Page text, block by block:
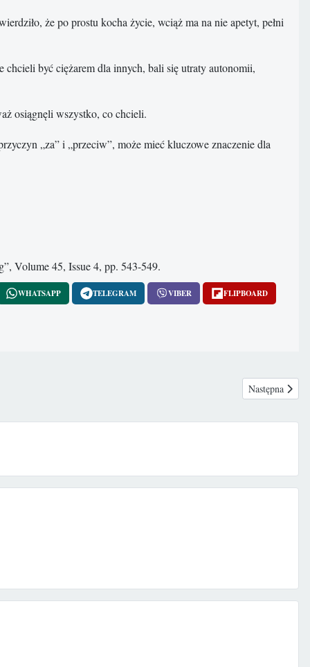
że po prostu kocha życie, wciąż ma na nie apetyt, pełni
być ciężarem dla innych, bali się utraty autonomii,
osiągnęli wszystko, co chcieli.
„za” i „przeciw”, może mieć kluczowe znaczenie dla
Volume 45, Issue 4, pp. 543-549.
WHATSAPP TELEGRAM VIBER FLIPBOARD
Następna
Następna